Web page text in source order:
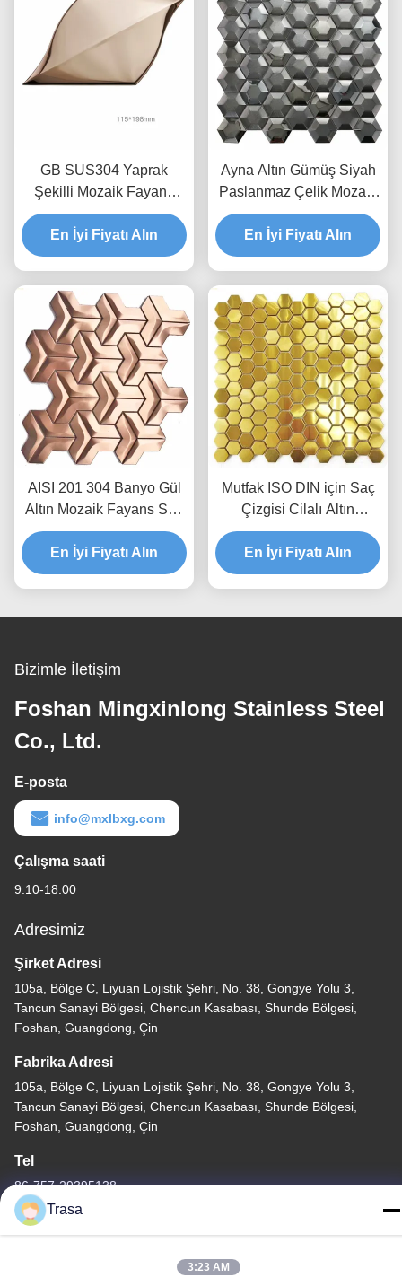
GB SUS304 Yaprak
Şekilli Mozaik Fayans
Altın Metalik Backsplash
Boncuk Püskürtme
En İyi Fiyatı Alın
Ayna Altın Gümüş Siyah
Paslanmaz Çelik Mozaik
Fayans 3D Altıgen
Paslanmaz AISI
En İyi Fiyatı Alın
AISI 201 304 Banyo Gül
Altın Mozaik Fayans Saç
Çizgisi Cilalı Bitmiş
En İyi Fiyatı Alın
Mutfak ISO DIN için Saç
Çizgisi Cilalı Altın
Paslanmaz Çelik Altıgen
Backsplash Karo
En İyi Fiyatı Alın
Bizimle İletişim
Foshan Mingxinlong Stainless Steel
Co., Ltd.
E-posta
info@mxlbxg.com
Çalışma saati
9:10-18:00
Adresimiz
Şirket Adresi
105a, Bölge C, Liyuan Lojistik Şehri, No. 38, Gongye Yolu 3,
Tancun Sanayi Bölgesi, Chencun Kasabası, Shunde Bölgesi,
Foshan, Guangdong, Çin
Fabrika Adresi
105a, Bölge C, Liyuan Lojistik Şehri, No. 38, Gongye Yolu 3,
Tancun Sanayi Bölgesi, Chencun Kasabası, Shunde Bölgesi,
Foshan, Guangdong, Çin
Tel
86-757-29395138
Trasa
3:23 AM